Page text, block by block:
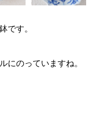
です。
にのっていますね。